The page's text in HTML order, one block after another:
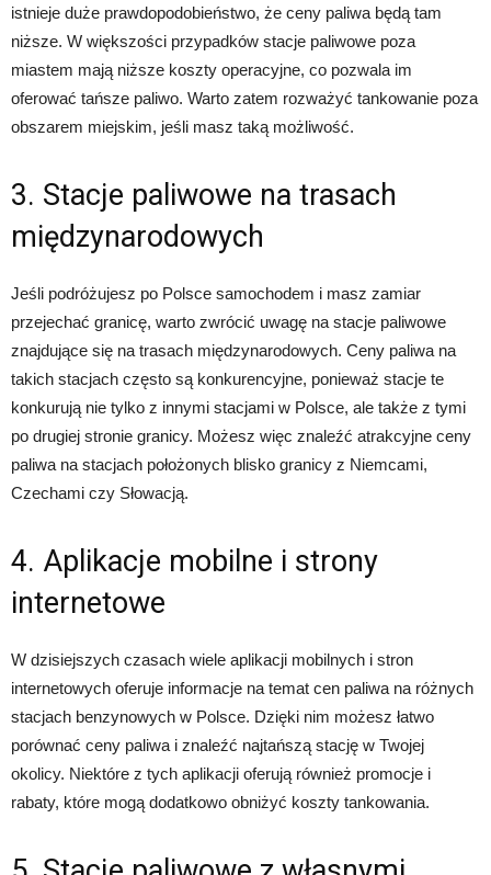
istnieje duże prawdopodobieństwo, że ceny paliwa będą tam
niższe. W większości przypadków stacje paliwowe poza
miastem mają niższe koszty operacyjne, co pozwala im
oferować tańsze paliwo. Warto zatem rozważyć tankowanie poza
obszarem miejskim, jeśli masz taką możliwość.
3. Stacje paliwowe na trasach
międzynarodowych
Jeśli podróżujesz po Polsce samochodem i masz zamiar
przejechać granicę, warto zwrócić uwagę na stacje paliwowe
znajdujące się na trasach międzynarodowych. Ceny paliwa na
takich stacjach często są konkurencyjne, ponieważ stacje te
konkurują nie tylko z innymi stacjami w Polsce, ale także z tymi
po drugiej stronie granicy. Możesz więc znaleźć atrakcyjne ceny
paliwa na stacjach położonych blisko granicy z Niemcami,
Czechami czy Słowacją.
4. Aplikacje mobilne i strony
internetowe
W dzisiejszych czasach wiele aplikacji mobilnych i stron
internetowych oferuje informacje na temat cen paliwa na różnych
stacjach benzynowych w Polsce. Dzięki nim możesz łatwo
porównać ceny paliwa i znaleźć najtańszą stację w Twojej
okolicy. Niektóre z tych aplikacji oferują również promocje i
rabaty, które mogą dodatkowo obniżyć koszty tankowania.